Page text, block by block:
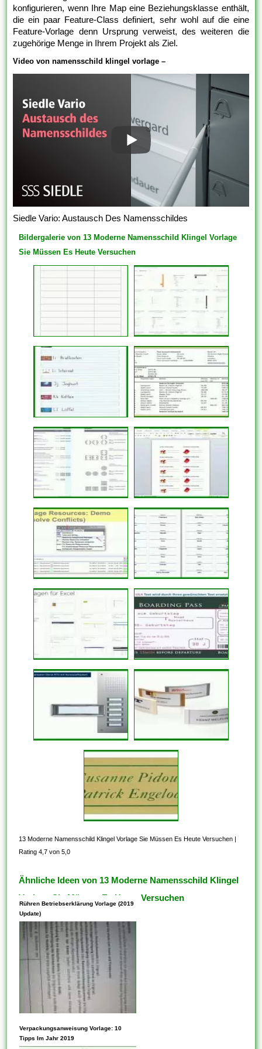
konfigurieren, wenn Ihre Map eine Beziehungsklasse enthält,
die ein paar Feature-Class definiert, sehr wohl auf die eine
Feature-Vorlage denn Ursprung verweist, des weiteren die
zugehörige Menge in Ihrem Projekt als Ziel.
Video von namensschild klingel vorlage –
Siedle Vario: Austausch Des Namensschildes
Bildergalerie von 13 Moderne Namensschild Klingel Vorlage
Sie Müssen Es Heute Versuchen
13 Moderne Namensschild Klingel Vorlage Sie Müssen Es Heute Versuchen |
Rating 4,7 von 5,0
Ähnliche Ideen von 13 Moderne Namensschild Klingel
Vorlage Sie Müssen Es Heute Versuchen
Rühren Betriebserklärung Vorlage (2019
Update)
Vorlagen können Parameter
innehaben. Die Verwendung
Verpackungsanweisung Vorlage: 10
Tipps Im Jahr 2019